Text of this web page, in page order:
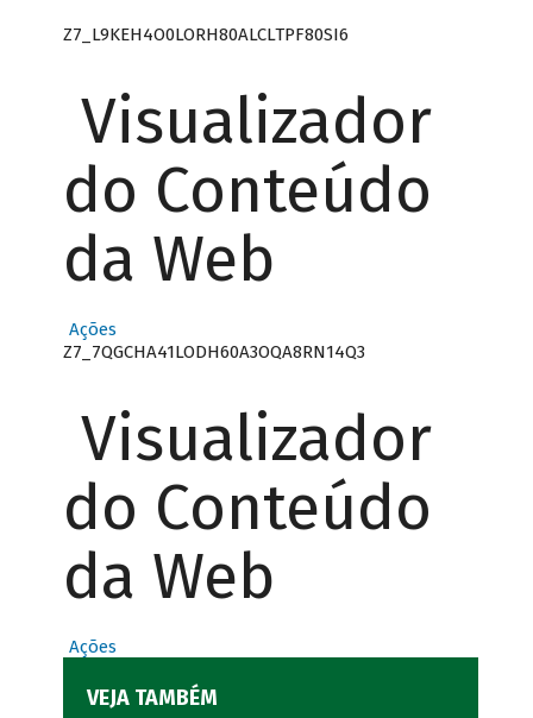
Z7_L9KEH4O0LORH80ALCLTPF80SI6
Visualizador
do Conteúdo
da Web
Ações
Z7_7QGCHA41LODH60A3OQA8RN14Q3
Visualizador
do Conteúdo
da Web
Ações
VEJA TAMBÉM